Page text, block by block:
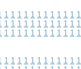
1 1 1 1 1 1 1 1 1 1 1 1
1 1 1 1 1 1 1 1 1 1 1 1
1 1 1 1 1 1 1 1 1 1 1 1
1 1 1 1 1 1 1 1 1 1 1 1